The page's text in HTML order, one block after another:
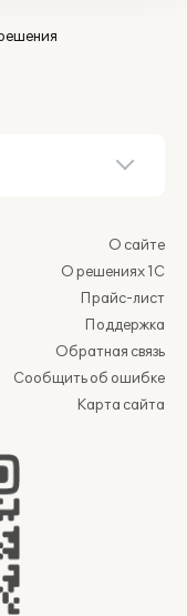
О сайте
О решениях 1С
Прайс-лист
Поддержка
Обратная связь
Сообщить об ошибке
Карта сайта